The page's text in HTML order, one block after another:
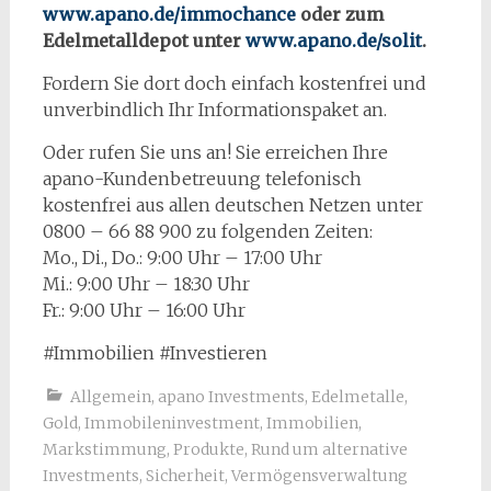
www.apano.de/immochance oder zum
Edelmetalldepot unter www.apano.de/solit.
Fordern Sie dort doch einfach kostenfrei und
unverbindlich Ihr Informationspaket an.
Oder rufen Sie uns an! Sie erreichen Ihre
apano-Kundenbetreuung telefonisch
kostenfrei aus allen deutschen Netzen unter
0800 – 66 88 900 zu folgenden Zeiten:
Mo., Di., Do.: 9:00 Uhr – 17:00 Uhr
Mi.: 9:00 Uhr – 18:30 Uhr
Fr.: 9:00 Uhr – 16:00 Uhr
#Immobilien #Investieren
Allgemein, apano Investments, Edelmetalle,
Gold, Immobileninvestment, Immobilien,
Markstimmung, Produkte, Rund um alternative
Investments, Sicherheit, Vermögensverwaltung